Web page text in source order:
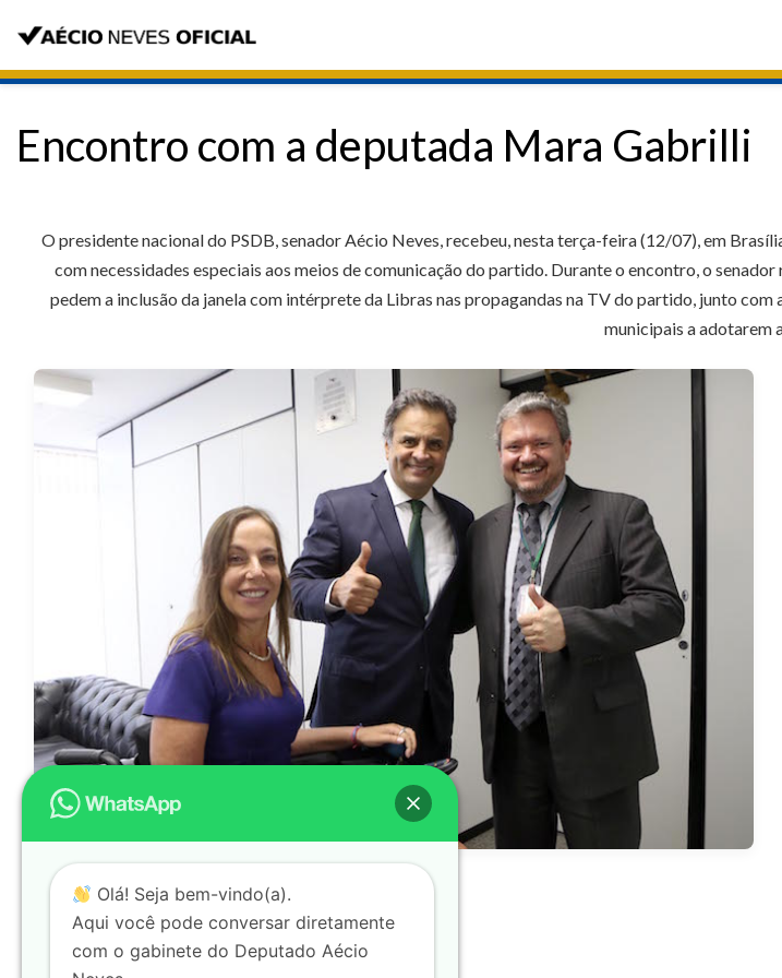
Encontro com a deputada Mara Gabrilli
O presidente nacional do PSDB, senador Aécio Neves, recebeu, nesta terça-feira (12/07), em
com necessidades especiais aos meios de comunicação do partido. Durante o encontro, o
pedem a inclusão da janela com intérprete da Libras nas propagandas na TV do partido, junto
municipais a adotarem
George Gianni
Olá! Seja bem-vindo(a).
Aqui você pode conversar diretamente
com o gabinete do Deputado Aécio